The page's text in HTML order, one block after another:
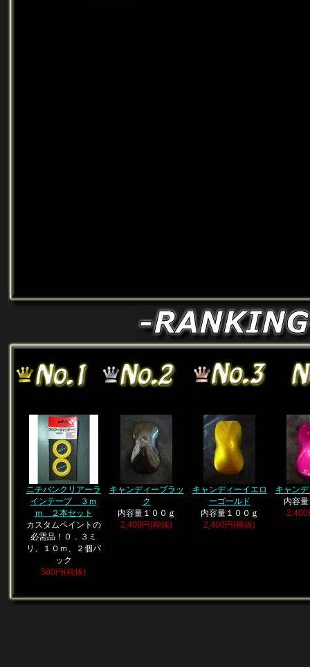
ニチバンクリアーラ
インテープ ３ｍ
ｍ ２本セット
カスタムペイントの
必需品！０．３ミ
リ、１０ｍ、２個パ
ック
580円(税抜)
キャンディーブラッ
ク
内容量１００ｇ
2,400円(税抜)
キャンディーイエロ
ーゴールド
内容量１００ｇ
2,400円(税抜)
キャン
内容
2,400